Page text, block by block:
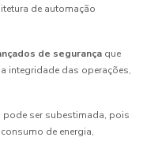
de automação
de segurança que
integridade das operações,
pode ser subestimada, pois
de energia,